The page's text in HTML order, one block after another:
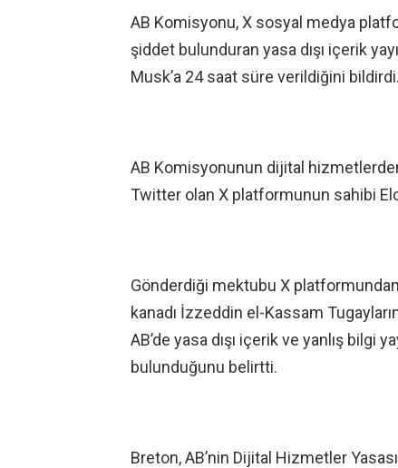
AB Komisyonu, X sosyal medya
şiddet bulunduran yasa dışı içerik
Musk’a 24 saat süre verildiğini bildirdi.
AB Komisyonunun dijital
Twitter olan X platformunun sahibi
Gönderdiği mektubu X
kanadı İzzeddin el-Kassam
AB’de yasa dışı içerik ve yanlış bilgi
bulunduğunu belirtti.
Breton, AB’nin Dijital Hizmetler